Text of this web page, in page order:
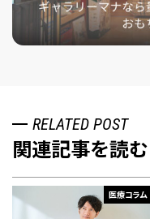
RELATED POST
関連記事を読む
医療コラム